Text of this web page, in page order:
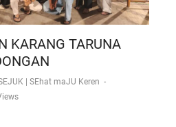
KARANG TARUNA
| SEhat maJU Keren -